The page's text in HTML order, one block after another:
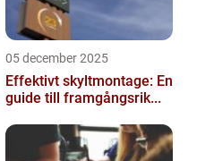
05 december 2025
Effektivt skyltmontage: En
guide till framgångsrik...